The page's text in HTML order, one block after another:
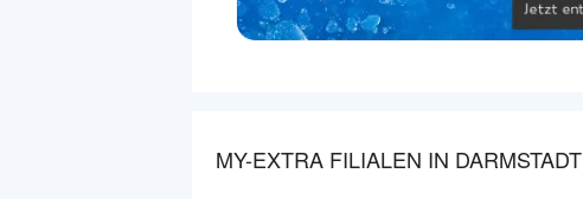
MY-EXTRA FILIALEN IN DARMSTADT